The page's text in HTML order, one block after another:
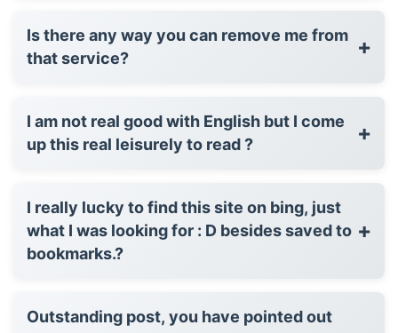
Is there any way you can remove me from
that service?
+
I am not real good with English but I come
up this real leisurely to read ?
+
I really lucky to find this site on bing, just
what I was looking for : D besides saved to
bookmarks.?
+
Outstanding post, you have pointed out